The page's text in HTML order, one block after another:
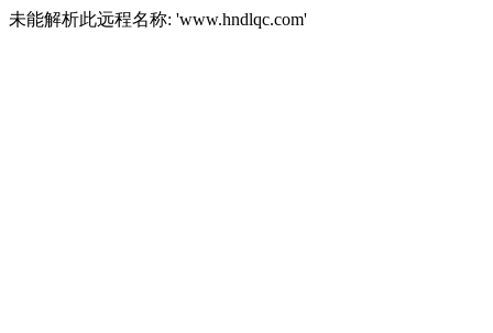
未能解析此远程名称: 'www.hndlqc.com'